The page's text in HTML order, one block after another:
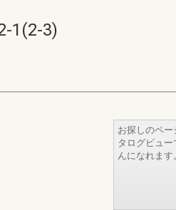
1(2-3)
お探しのペ
タログビュ
んになれます